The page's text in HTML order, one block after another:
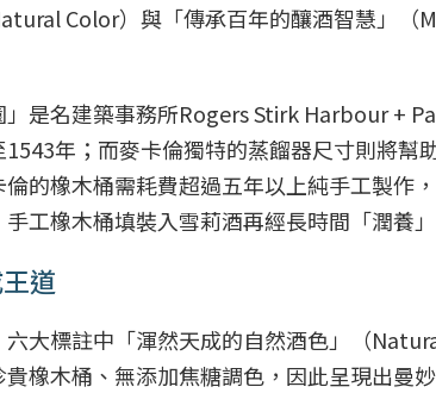
Color）與「傳承百年的釀酒智慧」（
是名建築事務所Rogers Stirk Harbour +
年；而麥卡倫獨特的蒸餾器尺寸則將
的橡木桶需耗費超過五年以上純手工製作
工橡木桶填裝入雪莉酒再經長時間「潤養
道
大標註中「渾然天成的自然酒色」（
橡木桶、無添加焦糖調色，因此呈現出曼